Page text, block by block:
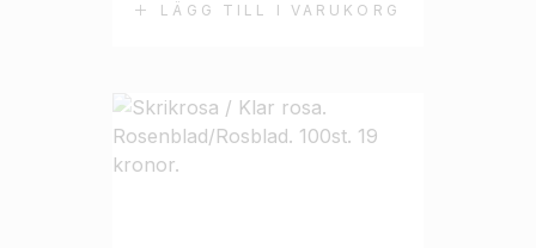
LÄGG TILL I VARUKORG